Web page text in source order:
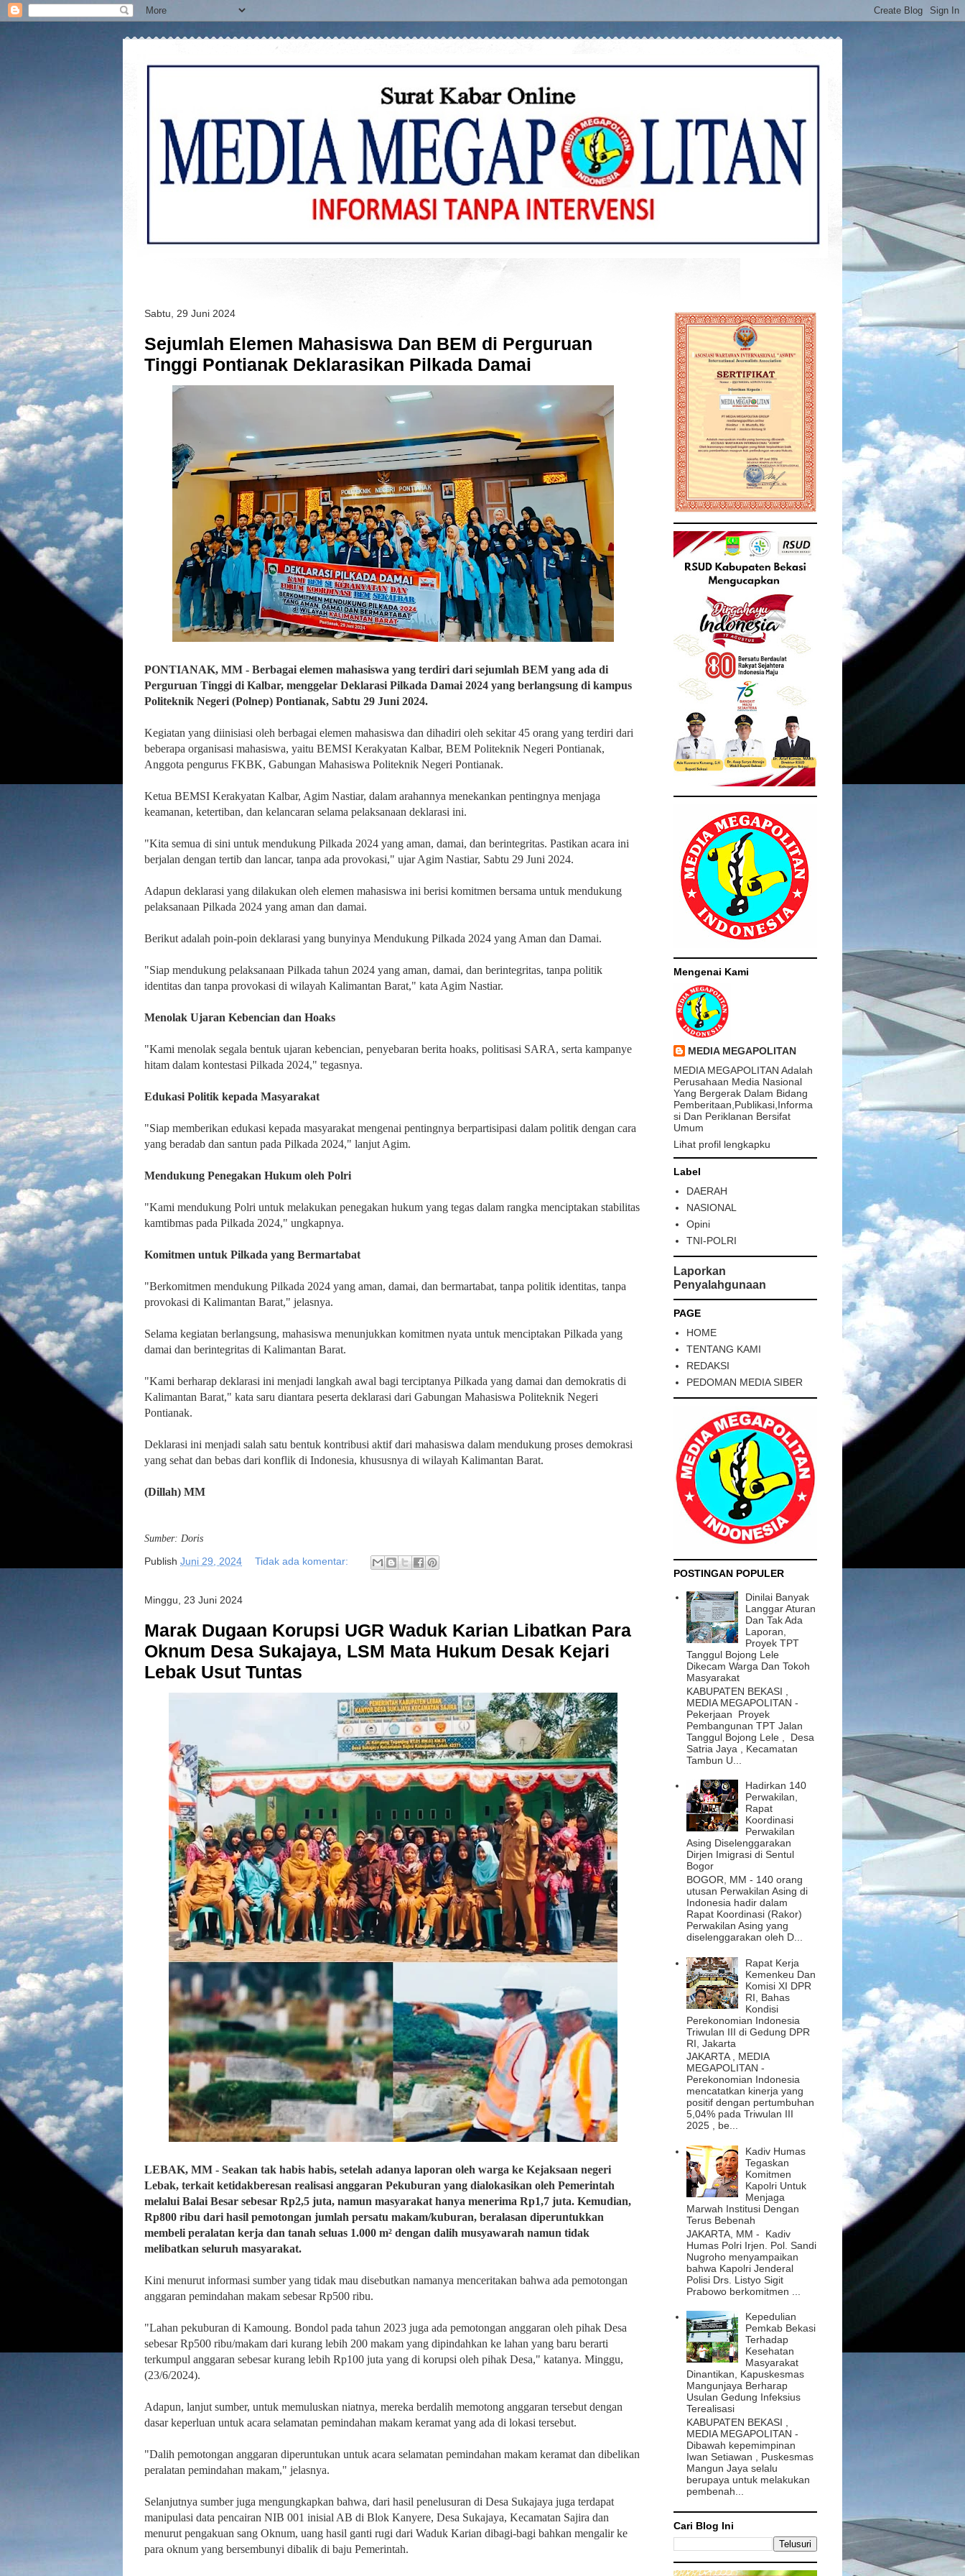
Sabtu, 29 Juni 2024
Sejumlah Elemen Mahasiswa Dan BEM di Perguruan
Tinggi Pontianak Deklarasikan Pilkada Damai
PONTIANAK, MM - Berbagai elemen mahasiswa yang terdiri dari sejumlah BEM yang ada di
Perguruan Tinggi di Kalbar, menggelar Deklarasi Pilkada Damai 2024 yang berlangsung di kampus
Politeknik Negeri (Polnep) Pontianak, Sabtu 29 Juni 2024.
Kegiatan yang diinisiasi oleh berbagai elemen mahasiswa dan dihadiri oleh sekitar 45 orang yang terdiri dari
beberapa organisasi mahasiswa, yaitu BEMSI Kerakyatan Kalbar, BEM Politeknik Negeri Pontianak,
Anggota pengurus FKBK, Gabungan Mahasiswa Politeknik Negeri Pontianak.
Ketua BEMSI Kerakyatan Kalbar, Agim Nastiar, dalam arahannya menekankan pentingnya menjaga
keamanan, ketertiban, dan kelancaran selama pelaksanaan deklarasi ini.
"Kita semua di sini untuk mendukung Pilkada 2024 yang aman, damai, dan berintegritas. Pastikan acara ini
berjalan dengan tertib dan lancar, tanpa ada provokasi," ujar Agim Nastiar, Sabtu 29 Juni 2024.
Adapun deklarasi yang dilakukan oleh elemen mahasiswa ini berisi komitmen bersama untuk mendukung
pelaksanaan Pilkada 2024 yang aman dan damai.
Berikut adalah poin-poin deklarasi yang bunyinya Mendukung Pilkada 2024 yang Aman dan Damai.
"Siap mendukung pelaksanaan Pilkada tahun 2024 yang aman, damai, dan berintegritas, tanpa politik
identitas dan tanpa provokasi di wilayah Kalimantan Barat," kata Agim Nastiar.
Menolak Ujaran Kebencian dan Hoaks
"Kami menolak segala bentuk ujaran kebencian, penyebaran berita hoaks, politisasi SARA, serta kampanye
hitam dalam kontestasi Pilkada 2024," tegasnya.
Edukasi Politik kepada Masyarakat
"Siap memberikan edukasi kepada masyarakat mengenai pentingnya berpartisipasi dalam politik dengan cara
yang beradab dan santun pada Pilkada 2024," lanjut Agim.
Mendukung Penegakan Hukum oleh Polri
"Kami mendukung Polri untuk melakukan penegakan hukum yang tegas dalam rangka menciptakan stabilitas
kamtibmas pada Pilkada 2024," ungkapnya.
Komitmen untuk Pilkada yang Bermartabat
"Berkomitmen mendukung Pilkada 2024 yang aman, damai, dan bermartabat, tanpa politik identitas, tanpa
provokasi di Kalimantan Barat," jelasnya.
Selama kegiatan berlangsung, mahasiswa menunjukkan komitmen nyata untuk menciptakan Pilkada yang
damai dan berintegritas di Kalimantan Barat.
"Kami berharap deklarasi ini menjadi langkah awal bagi terciptanya Pilkada yang damai dan demokratis di
Kalimantan Barat," kata saru diantara peserta deklarasi dari Gabungan Mahasiswa Politeknik Negeri
Pontianak.
Deklarasi ini menjadi salah satu bentuk kontribusi aktif dari mahasiswa dalam mendukung proses demokrasi
yang sehat dan bebas dari konflik di Indonesia, khususnya di wilayah Kalimantan Barat.
(Dillah) MM
Sumber: Doris
Publish Juni 29, 2024 Tidak ada komentar:
Minggu, 23 Juni 2024
Marak Dugaan Korupsi UGR Waduk Karian Libatkan Para
Oknum Desa Sukajaya, LSM Mata Hukum Desak Kejari
Lebak Usut Tuntas
LEBAK, MM - Seakan tak habis habis, setelah adanya laporan oleh warga ke Kejaksaan negeri
Lebak, terkait ketidakberesan realisasi anggaran Pekuburan yang dialokasikan oleh Pemerintah
melalui Balai Besar sebesar Rp2,5 juta, namun masyarakat hanya menerima Rp1,7 juta. Kemudian,
Rp800 ribu dari hasil pemotongan jumlah persatu makam/kuburan, beralasan diperuntukkan
membeli peralatan kerja dan tanah seluas 1.000 m² dengan dalih musyawarah namun tidak
melibatkan seluruh masyarakat.
Kini menurut informasi sumber yang tidak mau disebutkan namanya menceritakan bahwa ada pemotongan
anggaran pemindahan makam sebesar Rp500 ribu.
"Lahan pekuburan di Kamoung. Bondol pada tahun 2023 juga ada pemotongan anggaran oleh pihak Desa
sebesar Rp500 ribu/makam dari kurang lebih 200 makam yang dipindahkan ke lahan yang baru berarti
terkumpul anggaran sebesar kurang lebih Rp100 juta yang di korupsi oleh pihak Desa," katanya. Minggu,
(23/6/2024).
Adapun, lanjut sumber, untuk memuluskan niatnya, mereka berdalih memotong anggaran tersebut dengan
dasar keperluan untuk acara selamatan pemindahan makam keramat yang ada di lokasi tersebut.
"Dalih pemotongan anggaran diperuntukan untuk acara selamatan pemindahan makam keramat dan dibelikan
peralatan pemindahan makam," jelasnya.
Selanjutnya sumber juga mengungkapkan bahwa, dari hasil penelusuran di Desa Sukajaya juga terdapat
manipulasi data pencairan NIB 001 inisial AB di Blok Kanyere, Desa Sukajaya, Kecamatan Sajira dan
menurut pengakuan sang Oknum, uang hasil ganti rugi dari Waduk Karian dibagi-bagi bahkan mengalir ke
para oknum yang bersembunyi dibalik di baju Pemerintah.
Mengenai Kami
MEDIA MEGAPOLITAN
MEDIA MEGAPOLITAN Adalah
Perusahaan Media Nasional
Yang Bergerak Dalam Bidang
Pemberitaan,Publikasi,Informa
si Dan Periklanan Bersifat
Umum
Lihat profil lengkapku
Label
DAERAH
NASIONAL
Opini
TNI-POLRI
Laporkan
Penyalahgunaan
PAGE
HOME
TENTANG KAMI
REDAKSI
PEDOMAN MEDIA SIBER
POSTINGAN POPULER
Dinilai Banyak
Langgar Aturan
Dan Tak Ada
Laporan,
Proyek TPT
Tanggul Bojong Lele
Dikecam Warga Dan Tokoh
Masyarakat
KABUPATEN BEKASI ,
MEDIA MEGAPOLITAN -
Pekerjaan Proyek
Pembangunan TPT Jalan
Tanggul Bojong Lele , Desa
Satria Jaya , Kecamatan
Tambun U...
Hadirkan 140
Perwakilan,
Rapat
Koordinasi
Perwakilan
Asing Diselenggarakan
Dirjen Imigrasi di Sentul
Bogor
BOGOR, MM - 140 orang
utusan Perwakilan Asing di
Indonesia hadir dalam
Rapat Koordinasi (Rakor)
Perwakilan Asing yang
diselenggarakan oleh D...
Rapat Kerja
Kemenkeu Dan
Komisi XI DPR
RI, Bahas
Kondisi
Perekonomian Indonesia
Triwulan III di Gedung DPR
RI, Jakarta
JAKARTA , MEDIA
MEGAPOLITAN -
Perekonomian Indonesia
mencatatkan kinerja yang
positif dengan pertumbuhan
5,04% pada Triwulan III
2025 , be...
Kadiv Humas
Tegaskan
Komitmen
Kapolri Untuk
Menjaga
Marwah Institusi Dengan
Terus Bebenah
JAKARTA, MM - Kadiv
Humas Polri Irjen. Pol. Sandi
Nugroho menyampaikan
bahwa Kapolri Jenderal
Polisi Drs. Listyo Sigit
Prabowo berkomitmen ...
Kepedulian
Pemkab Bekasi
Terhadap
Kesehatan
Masyarakat
Dinantikan, Kapuskesmas
Mangunjaya Berharap
Usulan Gedung Infeksius
Terealisasi
KABUPATEN BEKASI ,
MEDIA MEGAPOLITAN -
Dibawah kepemimpinan
Iwan Setiawan , Puskesmas
Mangun Jaya selalu
berupaya untuk melakukan
pembenah...
Cari Blog Ini